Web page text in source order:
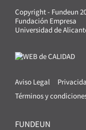
Copyright - Fundeun
Fundación Empresa
Universidad de
Aviso Legal
Términos y
FUNDEUN